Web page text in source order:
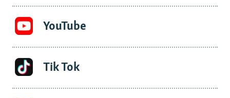
YouTube
Tik Tok